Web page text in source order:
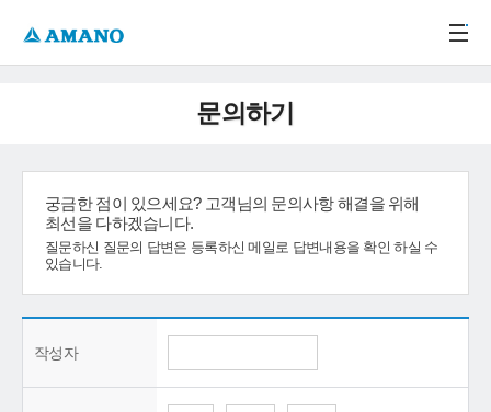
문의하기
궁금한 점이 있으세요? 고객님의 문의사항 해결을 위해
최선을 다하겠습니다.
질문하신 질문의 답변은 등록하신 메일로 답변내용을 확인 하실 수
있습니다.
작성자